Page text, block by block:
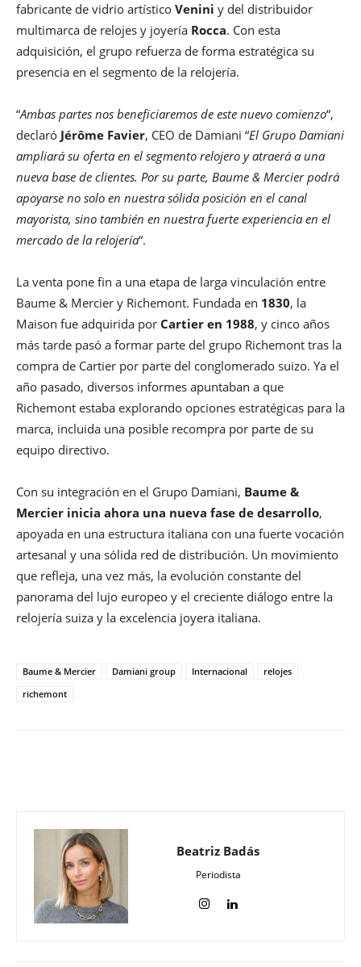
fabricante de vidrio artístico Venini y del distribuidor
multimarca de relojes y joyería Rocca. Con esta
adquisición, el grupo refuerza de forma estratégica su
presencia en el segmento de la relojería.
“Ambas partes nos beneficiaremos de este nuevo comienzo“,
declaró Jérôme Favier, CEO de Damiani “El Grupo Damiani
ampliará su oferta en el segmento relojero y atraerá a una
nueva base de clientes. Por su parte, Baume & Mercier podrá
apoyarse no solo en nuestra sólida posición en el canal
mayorista, sino también en nuestra fuerte experiencia en el
mercado de la relojería“.
La venta pone fin a una etapa de larga vinculación entre
Baume & Mercier y Richemont. Fundada en 1830, la
Maison fue adquirida por Cartier en 1988, y cinco años
más tarde pasó a formar parte del grupo Richemont tras la
compra de Cartier por parte del conglomerado suizo. Ya el
año pasado, diversos informes apuntaban a que
Richemont estaba explorando opciones estratégicas para la
marca, incluida una posible recompra por parte de su
equipo directivo.
Con su integración en el Grupo Damiani, Baume &
Mercier inicia ahora una nueva fase de desarrollo,
apoyada en una estructura italiana con una fuerte vocación
artesanal y una sólida red de distribución. Un movimiento
que refleja, una vez más, la evolución constante del
panorama del lujo europeo y el creciente diálogo entre la
relojería suiza y la excelencia joyera italiana.
Baume & Mercier Damiani group Internacional
relojes
richemont
Beatriz Badás
Periodista